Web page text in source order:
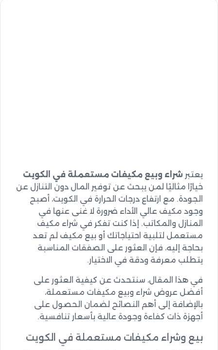
يعتبرشراء وبيع مكيفات مستعملة في الكويت
خيارًا مثاليًا لمن يبحث عن توفير المال دون التنازل عن
الجودة. مع ارتفاع درجات الحرارة في الكويت، أصبح
وجود مكيف عالي الأداء ضرورة لا غنى عنها في
المنازل والمكاتب. إذا كنت تفكر في شراء مكيف
مستعمل لتلبية احتياجاتك أو بيع مكيف لم تعد
بحاجة إليه، فإن العثور على الصفقات المناسبة
يتطلب معرفة ودقة في الاختيار.
في هذا المقال، سنتحدث عن كيفية العثور على
أفضل عروض شراء وبيع مكيفات مستعملة،
بالإضافة إلى أهم النصائح لضمان الحصول على
أجهزة ذات كفاءة وجودة عالية بأسعار تنافسية.
بيع وشراء مكيفات مستعملة في الكويت